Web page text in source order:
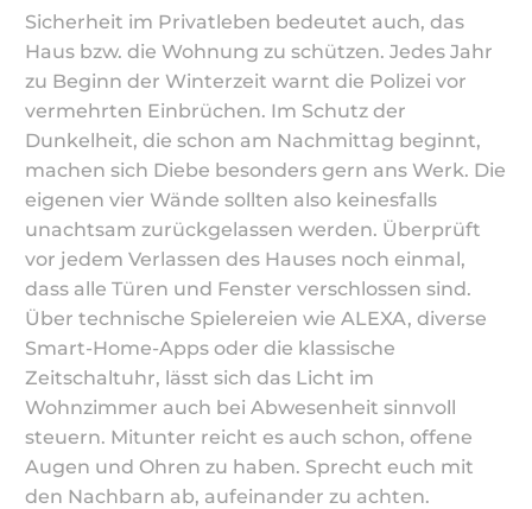
Sicherheit im Privatleben bedeutet auch, das
Haus bzw. die Wohnung zu schützen. Jedes Jahr
zu Beginn der Winterzeit warnt die Polizei vor
vermehrten Einbrüchen. Im Schutz der
Dunkelheit, die schon am Nachmittag beginnt,
machen sich Diebe besonders gern ans Werk. Die
eigenen vier Wände sollten also keinesfalls
unachtsam zurückgelassen werden. Überprüft
vor jedem Verlassen des Hauses noch einmal,
dass alle Türen und Fenster verschlossen sind.
Über technische Spielereien wie ALEXA, diverse
Smart-Home-Apps oder die klassische
Zeitschaltuhr, lässt sich das Licht im
Wohnzimmer auch bei Abwesenheit sinnvoll
steuern. Mitunter reicht es auch schon, offene
Augen und Ohren zu haben. Sprecht euch mit
den Nachbarn ab, aufeinander zu achten.